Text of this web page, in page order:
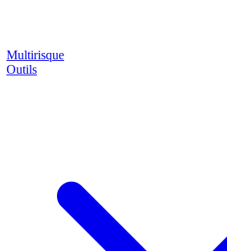
Multirisque
Outils